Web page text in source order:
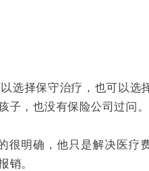
选择保守治疗，也可以选
，也没有保险公司过问。
很明确，他只是解决医疗
销。